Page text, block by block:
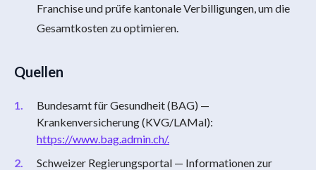
Franchise und prüfe kantonale Verbilligungen, um die
Gesamtkosten zu optimieren.
Quellen
Bundesamt für Gesundheit (BAG) —
Krankenversicherung (KVG/LAMal):
https://www.bag.admin.ch/.
Schweizer Regierungsportal — Informationen zur